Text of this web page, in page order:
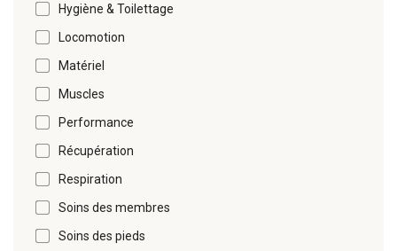
Hygiène & Toilettage
Locomotion
Matériel
Muscles
Performance
Récupération
Respiration
Soins des membres
Soins des pieds